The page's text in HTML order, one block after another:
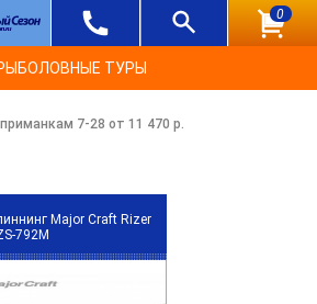
0
ТУРЫ
7-28 от 11 470 р.
Major Craft Rizer
792M